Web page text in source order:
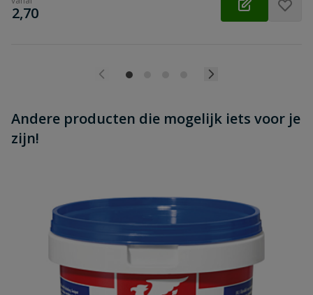
€
2,70
Andere producten die mogelijk iets voor je
zijn!